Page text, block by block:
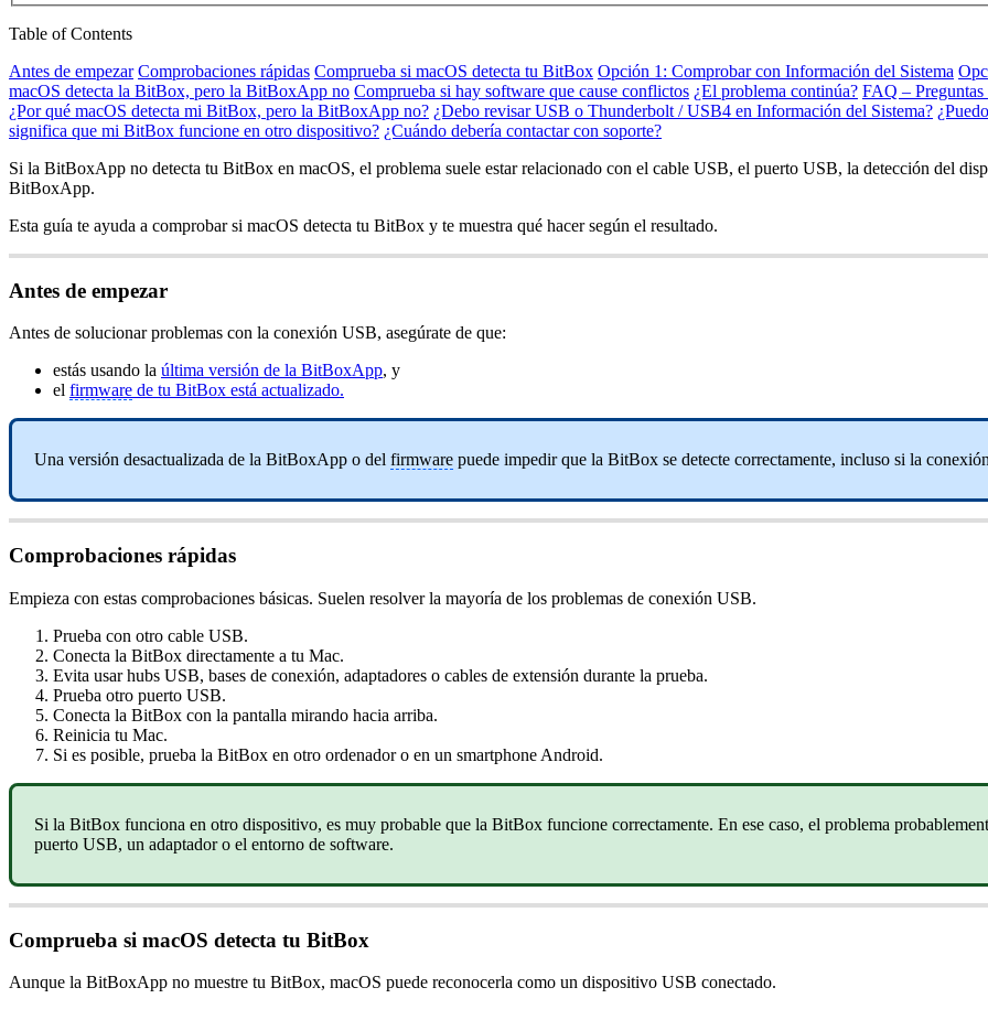
Table of Contents
Antes de empezar Comprobaciones rápidas Comprueba si macOS detecta tu BitBox Opción 1: Comprobar con Información del Sistema
macOS detecta la BitBox, pero la BitBoxApp no Comprueba si hay software que cause conflictos ¿El problema continúa? FAQ – Preguntas
¿Por qué macOS detecta mi BitBox, pero la BitBoxApp no? ¿Debo revisar USB o Thunderbolt / USB4 en Información del Sistema?
significa que mi BitBox funcione en otro dispositivo? ¿Cuándo debería contactar con soporte?
Si la BitBoxApp no detecta tu BitBox en macOS, el problema suele estar relacionado con el cable USB, el puerto USB, la detección del
BitBoxApp.
Esta guía te ayuda a comprobar si macOS detecta tu BitBox y te muestra qué hacer según el resultado.
Antes de empezar
Antes de solucionar problemas con la conexión USB, asegúrate de que:
estás usando la última versión de la BitBoxApp, y
el firmware de tu BitBox está actualizado.
Una versión desactualizada de la BitBoxApp o del firmware puede impedir que la BitBox se detecte correctamente, incluso si la
Comprobaciones rápidas
Empieza con estas comprobaciones básicas. Suelen resolver la mayoría de los problemas de conexión USB.
Prueba con otro cable USB.
Conecta la BitBox directamente a tu Mac.
Evita usar hubs USB, bases de conexión, adaptadores o cables de extensión durante la prueba.
Prueba otro puerto USB.
Conecta la BitBox con la pantalla mirando hacia arriba.
Reinicia tu Mac.
Si es posible, prueba la BitBox en otro ordenador o en un smartphone Android.
Si la BitBox funciona en otro dispositivo, es muy probable que la BitBox funcione correctamente. En ese caso, el problema
puerto USB, un adaptador o el entorno de software.
Comprueba si macOS detecta tu BitBox
Aunque la BitBoxApp no muestre tu BitBox, macOS puede reconocerla como un dispositivo USB conectado.